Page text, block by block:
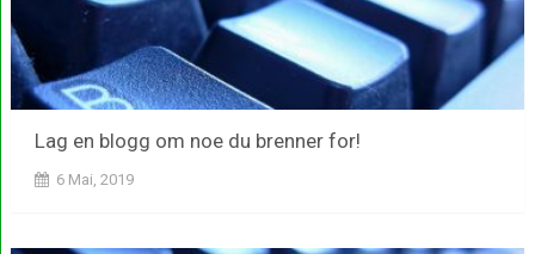
Lag en blogg om noe du brenner for!
6 Mai, 2019